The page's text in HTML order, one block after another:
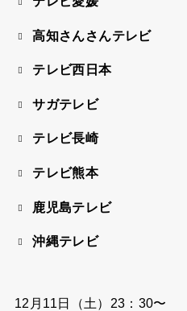
高知さんさんテレビ
テレビ西日本
サガテレビ
テレビ長崎
テレビ熊本
鹿児島テレビ
沖縄テレビ
12月11日（土）23：30〜